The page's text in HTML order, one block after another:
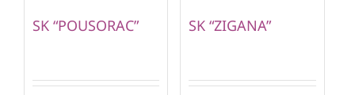
SK “POUSORAC” SK “ZIGANA”